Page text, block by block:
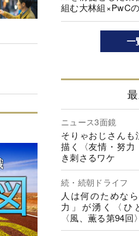
組む大林組×PwC
一
ニュース3面鏡
そりゃおじさん
描く〈友情・努力
き刺さるワケ
続・続朝ドライフ
人は何のためな
力」が湧く〈ひ
〈風、薫る第94回〉